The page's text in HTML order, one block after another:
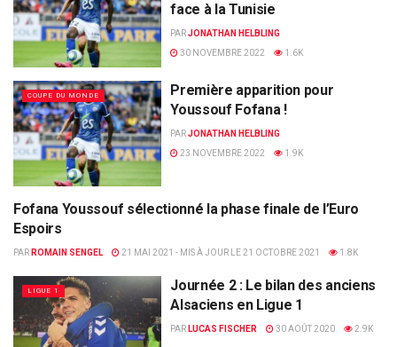
face à la Tunisie
PARJONATHAN HELBLING
30 NOVEMBRE 2022
1.6K
COUPE DU MONDE
Première apparition pour
Youssouf Fofana !
PARJONATHAN HELBLING
23 NOVEMBRE 2022
1.9K
LES ANCIENS
Fofana Youssouf sélectionné la phase finale de l’Euro
Espoirs
PAR ROMAIN SENGEL 21 MAI 2021 - MIS À JOUR LE 21 OCTOBRE 2021 1.8K
LIGUE 1
Journée 2 : Le bilan des anciens
Alsaciens en Ligue 1
PAR LUCAS FISCHER 30 AOÛT 2020 2.9K